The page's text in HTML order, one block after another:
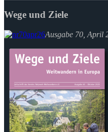
Wege und Ziele
Ausgabe 70, April